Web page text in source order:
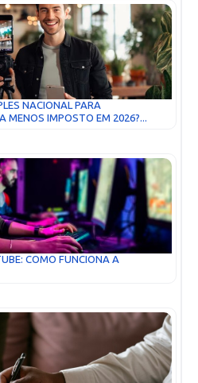
NACIONAL PARA
MENOS IMPOSTO EM 2026?...
COMO FUNCIONA A